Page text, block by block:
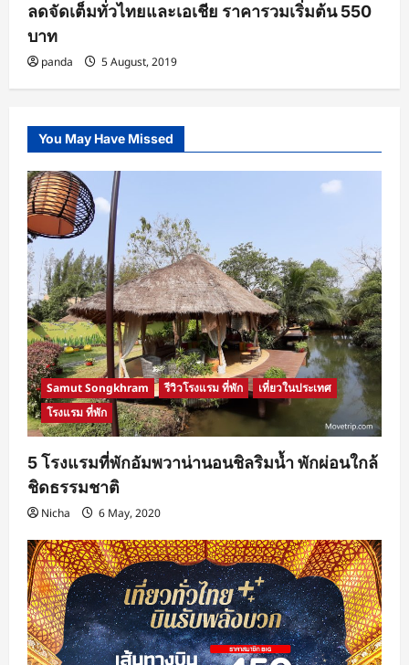
ลดจัดเต็มทั่วไทยและเอเชีย ราคารวมเริ่มต้น 550
บาท
panda 5 August, 2019
You May Have Missed
Samut Songkhram รีวิวโรงแรม ที่พัก
เที่ยวในประเทศ
โรงแรม ที่พัก
5 โรงแรมที่พักอัมพวาน่านอนชิลริมน้ำ พักผ่อนใกล้
ชิดธรรมชาติ
Nicha 6 May, 2020